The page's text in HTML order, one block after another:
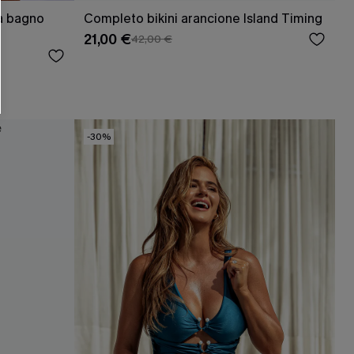
bagno
Completo bikini arancione Island Timing
21,00 €42,00 €
-30%
e-mail di marketing (compresi contenuti
i nostri Termini e condizioni
valutare il livello di coinvolgimento,